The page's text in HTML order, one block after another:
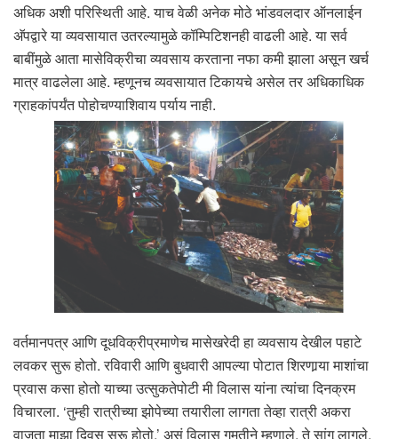
अधिक अशी परिस्थिती आहे. याच वेळी अनेक मोठे भांडवलदार ऑनलाईन
अ‍ॅपद्वारे या व्यवसायात उतरल्यामुळे कॉम्पिटिशनही वाढली आहे. या सर्व
बाबींमुळे आता मासेविक्रीचा व्यवसाय करताना नफा कमी झाला असून खर्च
मात्र वाढलेला आहे. म्हणूनच व्यवसायात टिकायचे असेल तर अधिकाधिक
ग्राहकांपर्यंत पोहोचण्याशिवाय पर्याय नाही.
वर्तमानपत्र आणि दूधविक्रीप्रमाणेच मासेखरेदी हा व्यवसाय देखील पहाटे
लवकर सुरू होतो. रविवारी आणि बुधवारी आपल्या पोटात शिरणार्‍या माशांचा
प्रवास कसा होतो याच्या उत्सुकतेपोटी मी विलास यांना त्यांचा दिनक्रम
विचारला. ‘तुम्ही रात्रीच्या झोपेच्या तयारीला लागता तेव्हा रात्री अकरा
वाजता माझा दिवस सुरू होतो,’ असं विलास गमतीने म्हणाले. ते सांगू लागले,